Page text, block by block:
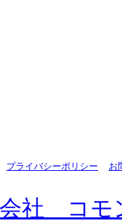
プライバシーポリシー お
社 コモ